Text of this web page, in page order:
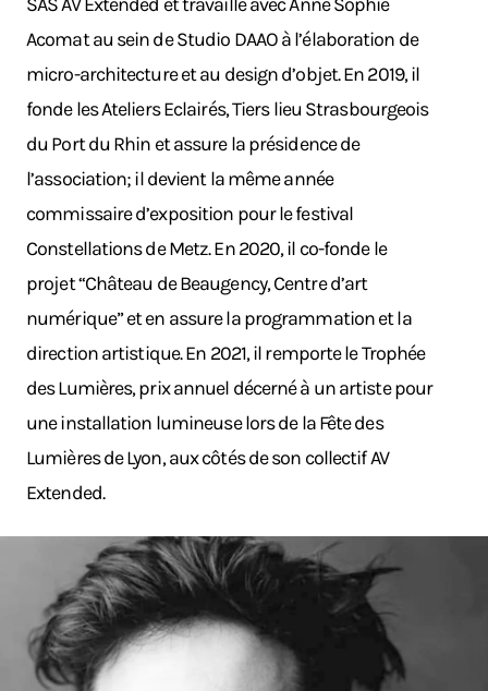
Acomat au sein de Studio DAAO à l’élaboration de
micro-architecture et au design d’objet. En 2019, il
fonde les Ateliers Eclairés, Tiers lieu Strasbourgeois
du Port du Rhin et assure la présidence de
l’association; il devient la même année
commissaire d’exposition pour le festival
Constellations de Metz. En 2020, il co-fonde le
projet “Château de Beaugency, Centre d’art
numérique” et en assure la programmation et la
direction artistique. En 2021, il remporte le Trophée
des Lumières, prix annuel décerné à un artiste pour
une installation lumineuse lors de la Fête des
Lumières de Lyon, aux côtés de son collectif AV
Extended.